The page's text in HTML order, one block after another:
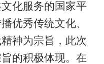
化服务的国家平
优秀传统文化、
神为宗旨，此次
的积极体现。在